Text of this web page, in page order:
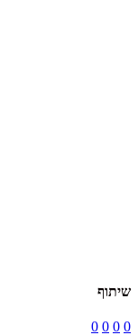
שיתוף
0
0
0
0